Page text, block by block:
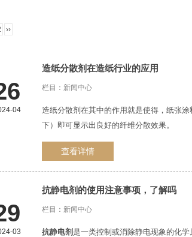
1 2
››
04
造纸分散剂在造纸行业的应用
栏目： 新闻中心
造纸分散剂在其中的作用就是使得，纸张
下）即可显示出良好的纤维分散效果。
查看详情
03
抗静电剂 的使用注意事项，了解吗
栏目： 新闻中心
抗静电剂 是一类控制或消除静电现象的化